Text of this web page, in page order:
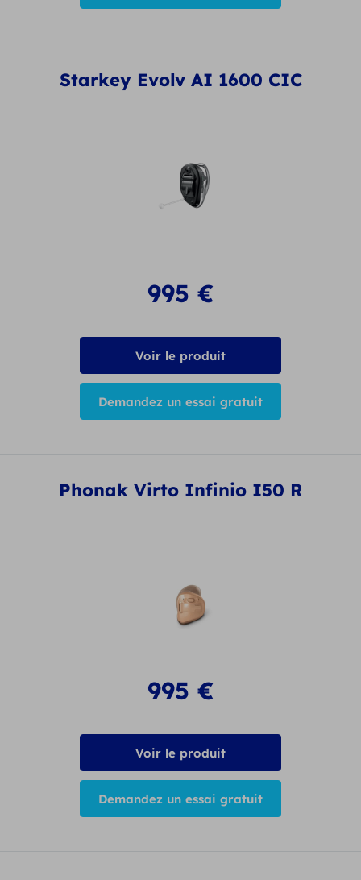
Starkey Evolv AI 1600 CIC
995 €
Voir le produit
Demandez un essai gratuit
Phonak Virto Infinio I50 R
995 €
Voir le produit
Demandez un essai gratuit